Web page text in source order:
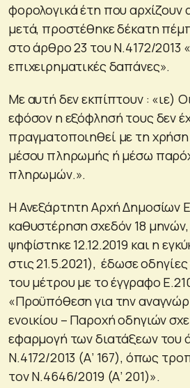
φορολογικά έτη που αρχίζουν
μετά, προστέθηκε δέκατη
στο άρθρο 23 του Ν.4172/2013
επιχειρηματικές δαπάνες».
Με αυτή δεν εκπίπτουν : «ιε)
εφόσον η εξόφλησή τους δεν
πραγματοποιηθεί με τη χρήση
μέσου πληρωμής ή μέσω
πληρωμών.».
Η Ανεξάρτητη Αρχή Δημοσίων
καθυστέρηση σχεδόν 18
ψηφίστηκε 12.12.2019 και η
στις 21.5.2021), έδωσε
του μέτρου με το έγγραφο
«Προϋπόθεση για την
ενοικίου – Παροχή οδηγιών
εφαρμογή των διατάξεων του
Ν.4172/2013 (Α’ 167), όπως
τον Ν.4646/2019 (Α’ 201)».